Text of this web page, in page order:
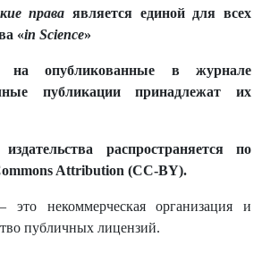
праваявляется единой для всех
«in Science»
на опубликованные в журнале
публикации принадлежат их
распространяется по
Attribution (CC-BY).
некоммерческая организация и
публичных лицензий.